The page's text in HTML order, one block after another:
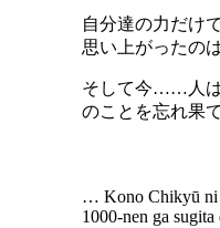
自分達の力だけ
思い上がった
そして今……人
のことを忘れ果
… Kono Chikyū ni
1000-nen ga sugita